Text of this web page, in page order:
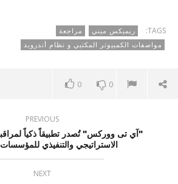
TAGS: ريميكس ميني
مراجعة
مواصفات الكمبيوتر المكتبي و نظام أندرويد
0 0
PREVIOUS
"آي تى ووركس" تُصدر تطبيقاً ذكياً
الاستراتيجي والتنفيذي
NEXT